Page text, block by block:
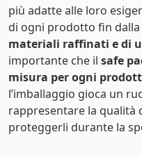
più adatte alle loro
di ogni prodotto fin
materiali raffinati e di
importante che il safe
misura per ogni
l’imballaggio gioca un
rappresentare la
proteggerli durante la